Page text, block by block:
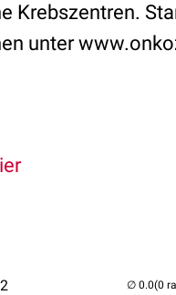
Krebszentren.
unter
(0